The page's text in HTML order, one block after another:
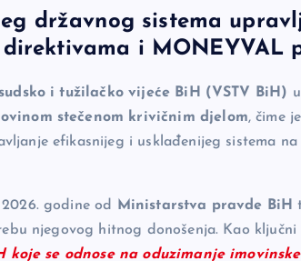
državnog sistema
i MONEYVAL
i tužilačko vijeće BiH (VSTV BiH)
stečenom krivičnim djelom, čime
efikasnijeg i usklađenijeg sistema na
godine od Ministarstva pravde BiH
njegovog hitnog donošenja. Kao
koje se odnose na oduzimanje